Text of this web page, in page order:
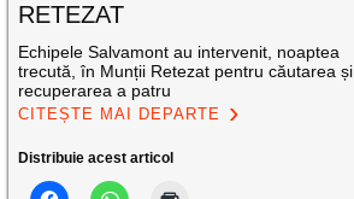
RETEZAT
Echipele Salvamont au intervenit, noaptea
trecută, în Munții Retezat pentru căutarea și
recuperarea a patru
CITEȘTE MAI DEPARTE
Distribuie acest articol